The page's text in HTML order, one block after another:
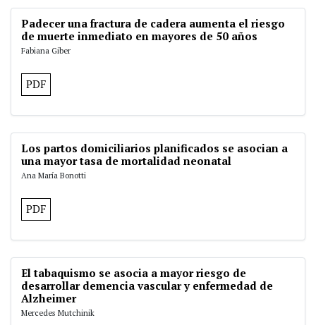
Padecer una fractura de cadera aumenta el riesgo
de muerte inmediato en mayores de 50 años
Fabiana Giber
PDF
Los partos domiciliarios planificados se asocian a
una mayor tasa de mortalidad neonatal
Ana María Bonotti
PDF
El tabaquismo se asocia a mayor riesgo de
desarrollar demencia vascular y enfermedad de
Alzheimer
Mercedes Mutchinik